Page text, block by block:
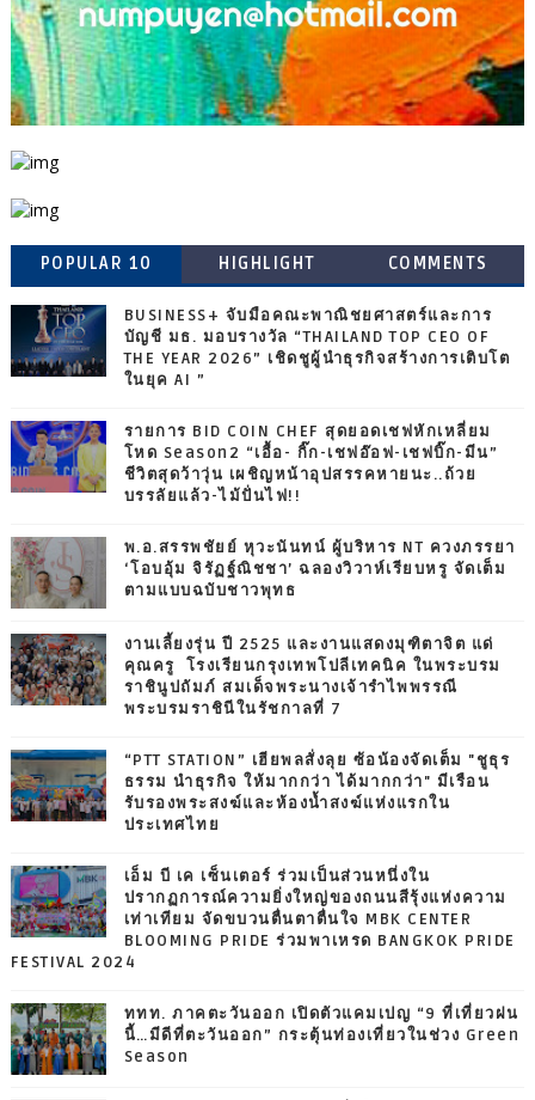
POPULAR 10 HIGHLIGHT COMMENTS
BUSINESS+ จับมือคณะพาณิชยศาสตร์และการ
บัญชี มธ. มอบรางวัล “THAILAND TOP CEO OF
THE YEAR 2026” เชิดชูผู้นำธุรกิจสร้างการเติบโต
ในยุค AI ”
รายการ BID COIN CHEF สุดยอดเชฟหักเหลี่ยม
โหด Season2 “เอื้อ- กิ๊ก-เชฟอ๊อฟ-เชฟบิ๊ก-มีน”
ชีวิตสุดว้าวุ่น เผชิญหน้าอุปสรรคหายนะ..ถ้วย
บรรลัยแล้ว-ไม้ปั่นไฟ!!
พ.อ.สรรพชัยย์ หุวะนันทน์ ผู้บริหาร NT ควงภรรยา
‘โอบอุ้ม จิรัฏฐ์ณิชชา’ ฉลองวิวาห์เรียบหรู จัดเต็ม
ตามแบบฉบับชาวพุทธ
งานเลี้ยงรุ่น ปี 2525 และงานแสดงมุฑิตาจิต แด่
คุณครู โรงเรียนกรุงเทพโปลีเทคนิค ในพระบรม
ราชินูปถัมภ์ สมเด็จพระนางเจ้ารำไพพรรณี
พระบรมราชินีในรัชกาลที่ 7
“PTT STATION” เฮียพลสั่งลุย ซ้อน้องจัดเต็ม "ชูธุร
ธรรม นำธุรกิจ ให้มากกว่า ได้มากกว่า" มีเรือน
รับรองพระสงฆ์และห้องน้ำสงฆ์แห่งแรกใน
ประเทศไทย
เอ็ม บี เค เซ็นเตอร์ ร่วมเป็นส่วนหนึ่งใน
ปรากฏการณ์ความยิ่งใหญ่ของถนนสีรุ้งแห่งความ
เท่าเทียม จัดขบวนตื่นตาตื่นใจ MBK CENTER
BLOOMING PRIDE ร่วมพาเหรด BANGKOK PRIDE
FESTIVAL 2024
ททท. ภาคตะวันออก เปิดตัวแคมเปญ “9 ที่เที่ยวฝน
นี้…มีดีที่ตะวันออก” กระตุ้นท่องเที่ยวในช่วง Green
Season